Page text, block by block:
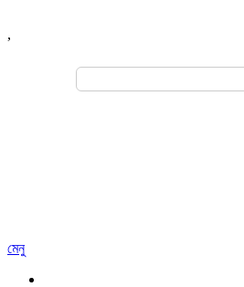
,
Search
মেনু